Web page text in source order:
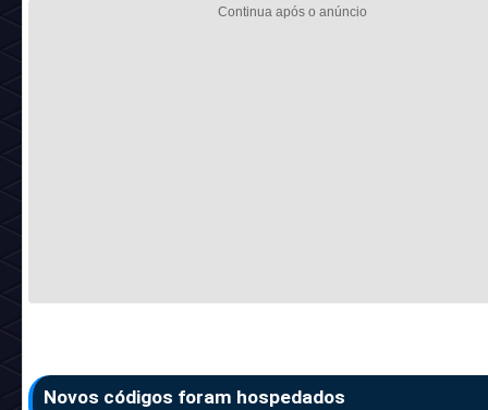
Novos códigos foram hospedados